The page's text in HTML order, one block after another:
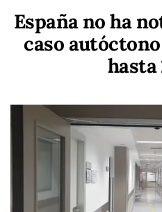
España no ha
caso
hasta